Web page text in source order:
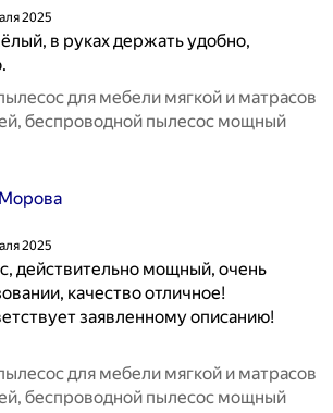
2025
в руках держать удобно,
для мебели мягкой и матрасов
беспроводной пылесос мощный
2025
действительно мощный, очень
качество отличное!
заявленному описанию!
для мебели мягкой и матрасов
беспроводной пылесос мощный